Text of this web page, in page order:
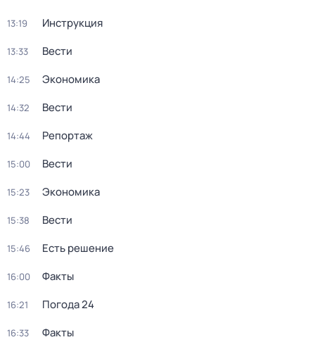
13:19 Инструкция
13:33 Вести
14:25 Экономика
14:32 Вести
14:44 Репортаж
15:00 Вести
15:23 Экономика
15:38 Вести
15:46 Есть решение
16:00 Факты
16:21 Погода 24
16:33 Факты